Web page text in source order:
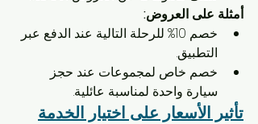
أمثلة على العروض:
خصم 10% للرحلة التالية عند الدفع عبر
التطبيق.
خصم خاص لمجموعات عند حجز
سيارة واحدة لمناسبة عائلية.
تأثير الأسعار على اختيار الخدمة